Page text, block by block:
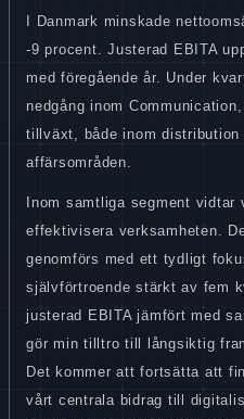
I Danmark minskade
-9 procent. Justerad EBITA
med föregående år. Under
nedgång inom
tillväxt, både inom distribution
affärsområden.
Inom samtliga segment
effektivisera verksamheten.
genomförs med ett tydligt
självförtroende stärkt av fem
justerad EBITA jämfört med
gör min tilltro till långsiktig
Det kommer att fortsätta att
vårt centrala bidrag till